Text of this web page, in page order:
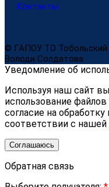
Контакты
© ГАПОУ ТО Тобольский
Володи Солдатова
Уведомление об
Используя наш сайт
использование
согласие на
соответствии с нашей
Соглашаюсь
Обратная связь